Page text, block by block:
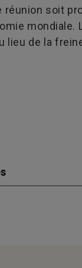
réunion soit
lieu de la